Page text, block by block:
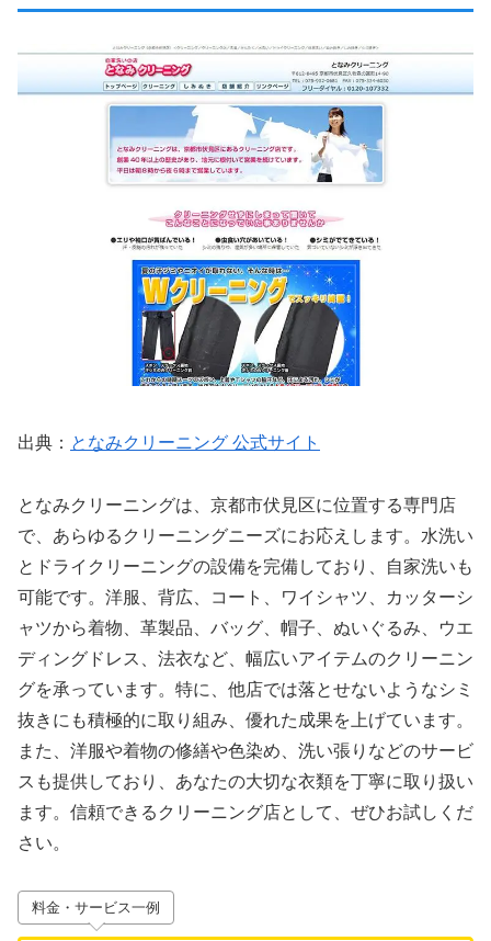
出典： となみクリーニング 公式サイト
となみクリーニングは、京都市伏見区に位置する専門店
で、あらゆるクリーニングニーズにお応えします。水洗い
とドライクリーニングの設備を完備しており、自家洗いも
可能です。洋服、背広、コート、ワイシャツ、カッターシ
ャツから着物、革製品、バッグ、帽子、ぬいぐるみ、ウエ
ディングドレス、法衣など、幅広いアイテムのクリーニン
グを承っています。特に、他店では落とせないようなシミ
抜きにも積極的に取り組み、優れた成果を上げています。
また、洋服や着物の修繕や色染め、洗い張りなどのサービ
スも提供しており、あなたの大切な衣類を丁寧に取り扱い
ます。信頼できるクリーニング店として、ぜひお試しくだ
さい。
料金・サービス一例